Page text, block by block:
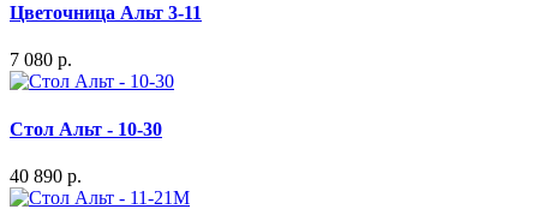
Цветочница Альт 3-11
7 080 р.
Стол Альт - 10-30
40 890 р.